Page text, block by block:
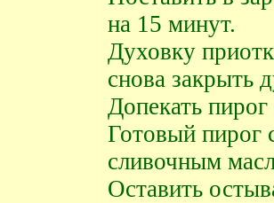
на 15 минут.
Духовку
снова закрыть
Допекать
Готовый пирог
сливочным
Оставить